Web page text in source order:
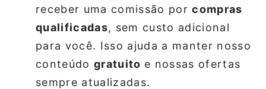
receber uma comissão porcompras
qualificadas, sem custo adicional
para você. Isso ajuda a manter nosso
conteúdo gratuito e nossas ofertas
sempre atualizadas.